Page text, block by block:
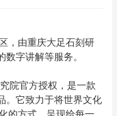
由重庆大足石刻研
字讲解等服务。
院官方授权，是一款
。它致力于将世界文化